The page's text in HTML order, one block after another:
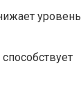
уровень